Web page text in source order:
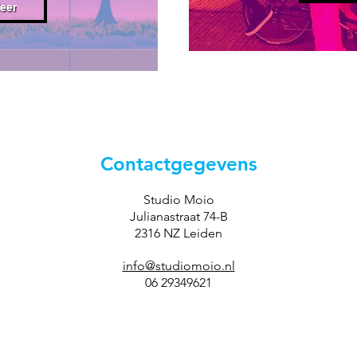
Contactgegevens
Studio Moio
Julianastraat 74-B
2316 NZ Leiden
info@studiomoio.nl
06 29349621